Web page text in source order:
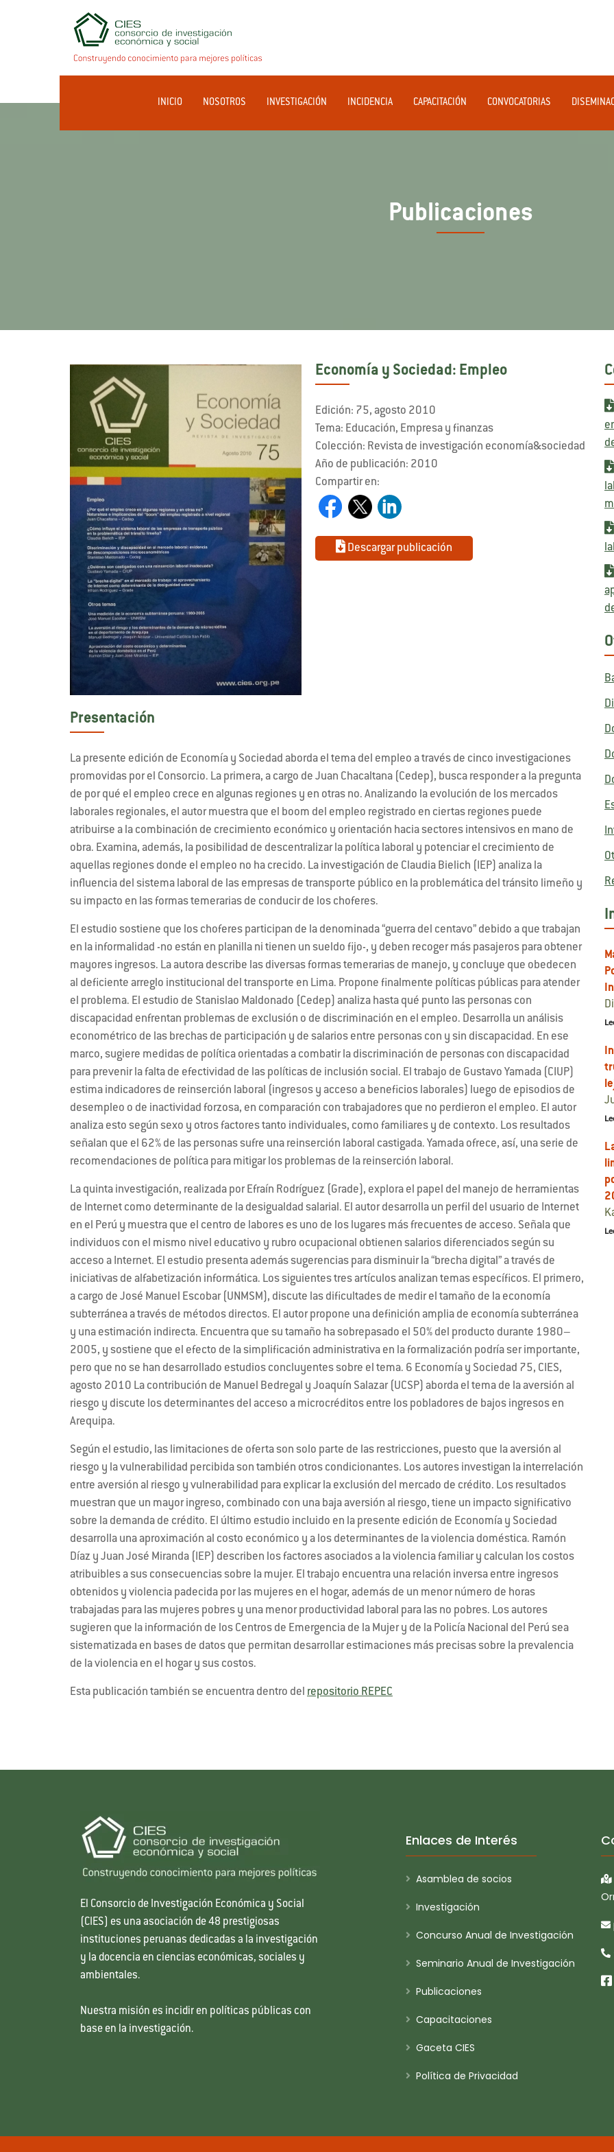
INICIO NOSOTROS INVESTIGACIÓN INCIDENCIA CAPACITACIÓN CONVOCATORIAS
Publicaciones
Economía y Sociedad: Empleo
Edición: 75, agosto 2010
Tema: Educación, Empresa y finanzas
Colección: Revista de investigación economía&sociedad
Año de publicación: 2010
Compartir en:
Descargar publicación
Presentación
La presente edición de Economía y Sociedad aborda el tema del empleo a través de cinco investigaciones
promovidas por el Consorcio. La primera, a cargo de Juan Chacaltana (Cedep), busca responder a la pregunta
de por qué el empleo crece en algunas regiones y en otras no. Analizando la evolución de los mercados
laborales regionales, el autor muestra que el boom del empleo registrado en ciertas regiones puede
atribuirse a la combinación de crecimiento económico y orientación hacia sectores intensivos en mano de
obra. Examina, además, la posibilidad de descentralizar la política laboral y potenciar el crecimiento de
aquellas regiones donde el empleo no ha crecido. La investigación de Claudia Bielich (IEP) analiza la
influencia del sistema laboral de las empresas de transporte público en la problemática del tránsito limeño y
su impacto en las formas temerarias de conducir de los choferes.
El estudio sostiene que los choferes participan de la denominada “guerra del centavo” debido a que trabajan
en la informalidad -no están en planilla ni tienen un sueldo fijo-, y deben recoger más pasajeros para obtener
mayores ingresos. La autora describe las diversas formas temerarias de manejo, y concluye que obedecen
al deficiente arreglo institucional del transporte en Lima. Propone finalmente políticas públicas para atender
el problema. El estudio de Stanislao Maldonado (Cedep) analiza hasta qué punto las personas con
discapacidad enfrentan problemas de exclusión o de discriminación en el empleo. Desarrolla un análisis
econométrico de las brechas de participación y de salarios entre personas con y sin discapacidad. En ese
marco, sugiere medidas de política orientadas a combatir la discriminación de personas con discapacidad
para prevenir la falta de efectividad de las políticas de inclusión social. El trabajo de Gustavo Yamada (CIUP)
estima indicadores de reinserción laboral (ingresos y acceso a beneficios laborales) luego de episodios de
desempleo o de inactividad forzosa, en comparación con trabajadores que no perdieron el empleo. El autor
analiza esto según sexo y otros factores tanto individuales, como familiares y de contexto. Los resultados
señalan que el 62% de las personas sufre una reinserción laboral castigada. Yamada ofrece, así, una serie de
recomendaciones de política para mitigar los problemas de la reinserción laboral.
La quinta investigación, realizada por Efraín Rodríguez (Grade), explora el papel del manejo de herramientas
de Internet como determinante de la desigualdad salarial. El autor desarrolla un perfil del usuario de Internet
en el Perú y muestra que el centro de labores es uno de los lugares más frecuentes de acceso. Señala que
individuos con el mismo nivel educativo y rubro ocupacional obtienen salarios diferenciados según su
acceso a Internet. El estudio presenta además sugerencias para disminuir la “brecha digital” a través de
iniciativas de alfabetización informática. Los siguientes tres artículos analizan temas específicos. El primero,
a cargo de José Manuel Escobar (UNMSM), discute las dificultades de medir el tamaño de la economía
subterránea a través de métodos directos. El autor propone una definición amplia de economía subterránea
y una estimación indirecta. Encuentra que su tamaño ha sobrepasado el 50% del producto durante 1980–
2005, y sostiene que el efecto de la simplificación administrativa en la formalización podría ser importante,
pero que no se han desarrollado estudios concluyentes sobre el tema. 6 Economía y Sociedad 75, CIES,
agosto 2010 La contribución de Manuel Bedregal y Joaquín Salazar (UCSP) aborda el tema de la aversión al
riesgo y discute los determinantes del acceso a microcréditos entre los pobladores de bajos ingresos en
Arequipa.
Según el estudio, las limitaciones de oferta son solo parte de las restricciones, puesto que la aversión al
riesgo y la vulnerabilidad percibida son también otros condicionantes. Los autores investigan la interrelación
entre aversión al riesgo y vulnerabilidad para explicar la exclusión del mercado de crédito. Los resultados
muestran que un mayor ingreso, combinado con una baja aversión al riesgo, tiene un impacto significativo
sobre la demanda de crédito. El último estudio incluido en la presente edición de Economía y Sociedad
desarrolla una aproximación al costo económico y a los determinantes de la violencia doméstica. Ramón
Díaz y Juan José Miranda (IEP) describen los factores asociados a la violencia familiar y calculan los costos
atribuibles a sus consecuencias sobre la mujer. El trabajo encuentra una relación inversa entre ingresos
obtenidos y violencia padecida por las mujeres en el hogar, además de un menor número de horas
trabajadas para las mujeres pobres y una menor productividad laboral para las no pobres. Los autores
sugieren que la información de los Centros de Emergencia de la Mujer y de la Policía Nacional del Perú sea
sistematizada en bases de datos que permitan desarrollar estimaciones más precisas sobre la prevalencia
de la violencia en el hogar y sus costos.
Esta publicación también se encuentra dentro del repositorio REPEC
El Consorcio de Investigación Económica y Social
(CIES) es una asociación de 48 prestigiosas
instituciones peruanas dedicadas a la investigación
y la docencia en ciencias económicas, sociales y
ambientales.
Nuestra misión es incidir en políticas públicas con
base en la investigación.
Enlaces de Interés
Asamblea de socios
Investigación
Concurso Anual de Investigación
Seminario Anual de Investigación
Publicaciones
Capacitaciones
Gaceta CIES
Política de Privacidad